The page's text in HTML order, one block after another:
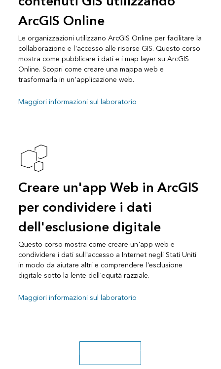
ArcGIS Online
Le organizzazioni utilizzano ArcGIS Online per facilitare la
collaborazione e l'accesso alle risorse GIS. Questo corso
mostra come pubblicare i dati e i map layer su ArcGIS
Online. Scopri come creare una mappa web e
trasformarla in un'applicazione web.
Maggiori informazioni sul laboratorio
Creare un'app Web in ArcGIS
per condividere i dati
dell'esclusione digitale
Questo corso mostra come creare un'app web e
condividere i dati sull'accesso a Internet negli Stati Uniti
in modo da aiutare altri e comprendere l'esclusione
digitale sotto la lente dell'equità razziale.
Maggiori informazioni sul laboratorio
Esplorare altri corsi